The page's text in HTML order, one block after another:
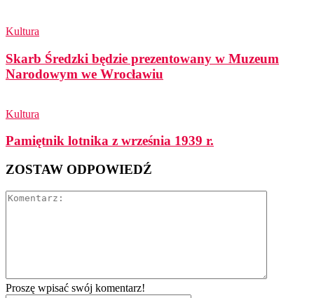
Kultura
Skarb Średzki będzie prezentowany w Muzeum
Narodowym we Wrocławiu
Kultura
Pamiętnik lotnika z września 1939 r.
ZOSTAW ODPOWIEDŹ
Proszę wpisać swój komentarz!